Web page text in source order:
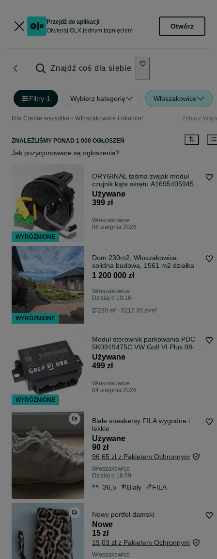
Przejdź do aplikacji
Otwieraj OLX jednym tapnięciem
Otwórz
Znajdź coś dla siebie
Filtry·1 Wybierz kategorię Włoszakowice
Dla Ciebie wszystko - Włoszakowice i okolice! Zobacz
ZNALEŹLIŚMY PONAD 1 000 OGŁOSZEŃ
Jak pozycjonowane są ogłoszenia?
ORYGINAŁ taśma zwijak moduł
czujnik kąta skrętu A1695405945
A1694640818 Mercedes A B Klasa
04-08r
Używane
399 zł
Włoszakowice
06 sierpnia 2026
Dom 230m2, Włoszakowice,
solidna budowa, 1561 m2 działka
1 200 000 zł
Włoszakowice
Dzisiaj o 10:16
230 m² - 5217.39 zł/m²
Moduł sterownik parkowania PDC
5K0919475C VW Golf VI Plus 08-
16r
Używane
499 zł
Włoszakowice
04 sierpnia 2026
Białe sneakersy FILA wygodne i
lekkie
Używane
90 zł
96,65 zł z Pakietem Ochronnym
Włoszakowice
Dzisiaj o 16:59
36,5 Biały FILA
Nowy portfel damski
Nowe
15 zł
19,03 zł z Pakietem Ochronnym
Włoszakowice
WYRÓŻNIONE
WYRÓŻNIONE
WYRÓŻNIONE